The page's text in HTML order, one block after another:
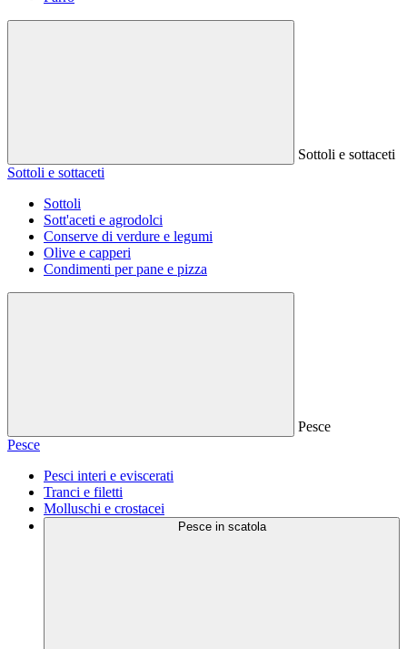
Sottoli e sottaceti
Sottoli e sottaceti
Sottoli
Sott'aceti e agrodolci
Conserve di verdure e legumi
Olive e capperi
Condimenti per pane e pizza
Pesce
Pesce
Pesci interi e eviscerati
Tranci e filetti
Molluschi e crostacei
Pesce in scatola